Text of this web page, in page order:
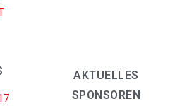
AKTUELLES
SPONSOREN